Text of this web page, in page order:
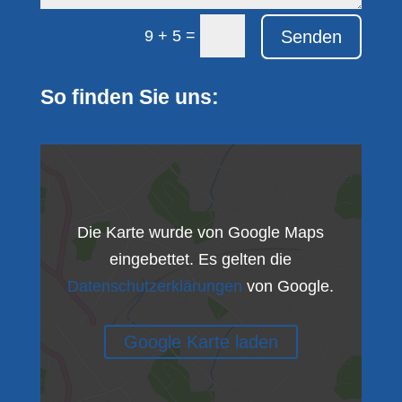
9 + 5 = Senden
So finden Sie uns:
Die Karte wurde von Google Maps
eingebettet. Es gelten die
Datenschutzerklärungen von Google.
Google Karte laden